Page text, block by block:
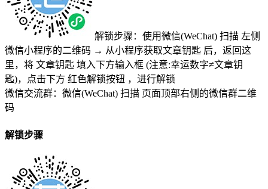
解锁步骤：使用微信(WeChat) 扫描 左侧
微信小程序的二维码 → 从小程序获取文章钥匙 后，返回这
里，将 文章钥匙 填入下方输入框 (注意:幸运数字≠文章钥
匙)，点击下方 红色解锁按钮 ，进行解锁
微信交流群：微信(WeChat) 扫描 页面顶部右侧的微信群二维
码
解锁步骤